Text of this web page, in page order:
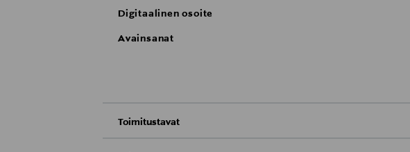
Digitaalinen osoite
Avainsanat
Toimitustavat